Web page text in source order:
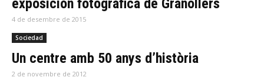
exposición fotográfica de Granollers
4 de desembre de 2015
Sociedad
Un centre amb 50 anys d’història
2 de novembre de 2012